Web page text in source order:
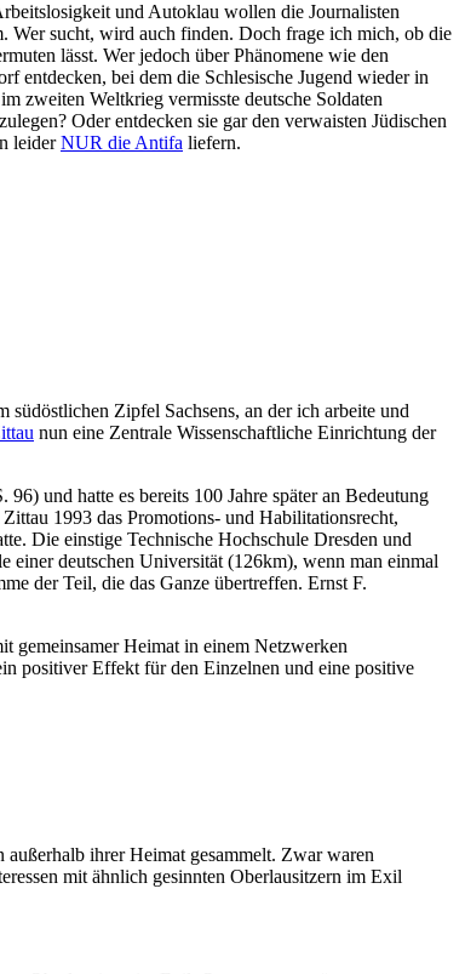
und Autoklau wollen die Journalisten
Wer sucht, wird auch finden. Doch frage ich mich, ob die
lässt. Wer jedoch über Phänomene wie den
entdecken, bei dem die Schlesische Jugend wieder in
zweiten Weltkrieg vermisste deutsche Soldaten
Oder entdecken sie gar den verwaisten Jüdischen
leiderNUR die Antifa liefern.
Zipfel Sachsens, an der ich arbeite und
nun eine Zentrale Wissenschaftliche Einrichtung der
und hatte es bereits 100 Jahre später an Bedeutung
1993 das Promotions- und Habilitationsrecht,
Die einstige Technische Hochschule Dresden und
einer deutschen Universität (126km), wenn man einmal
der Teil, die das Ganze übertreffen. Ernst F.
gemeinsamer Heimat in einem Netzwerken
positiver Effekt für den Einzelnen und eine positive
ihrer Heimat gesammelt. Zwar waren
mit ähnlich gesinnten Oberlausitzern im Exil